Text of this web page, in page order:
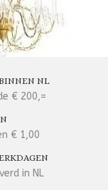
NL
€ 200,=
€ 1,00
in NL